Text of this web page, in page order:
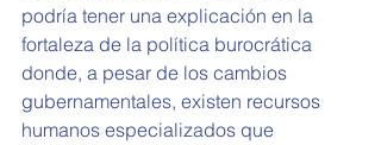
podría tener una explicación en la
fortaleza de la política burocrática
donde, a pesar de los cambios
gubernamentales, existen recursos
humanos especializados que